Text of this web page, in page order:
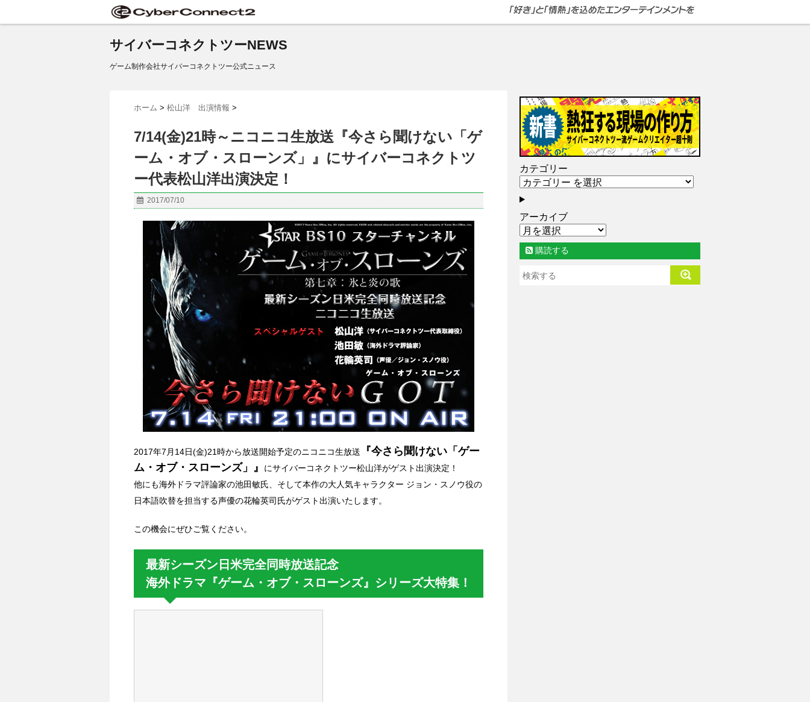
サイバーコネクトツーNEWS
ゲーム制作会社サイバーコネクトツー公式ニュース
ホーム > 松山洋 出演情報 >
7/14(金)21時～ニコニコ生放送『今さら聞けない「ゲ
ーム・オブ・スローンズ」』にサイバーコネクトツ
ー代表松山洋出演決定！
2017/07/10
2017年7月14日(金)21時から放送開始予定のニコニコ生放送
『今さら聞けない「ゲー
ム・オブ・スローンズ」』
にサイバーコネクトツー松山洋がゲスト出演決定！
他にも海外ドラマ評論家の池田敏氏、そして本作の大人気キャラクター ジョン・スノウ役の
日本語吹替を担当する声優の花輪英司氏がゲスト出演いたします。
この機会にぜひご覧ください。
最新シーズン日米完全同時放送記念
海外ドラマ『ゲーム・オブ・スローンズ』シリーズ大特集！
カテゴリー
アーカイブ
購読する